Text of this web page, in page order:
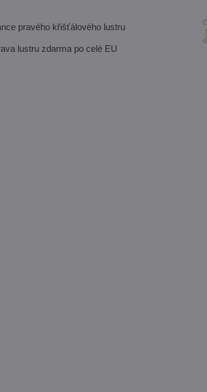
pravého křišťálového lustru
lustru zdarma po celé EU